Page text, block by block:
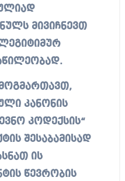
მივიჩნევთ
კანონის
კოდექსის“
შესაბამისად
ის
წევრობის